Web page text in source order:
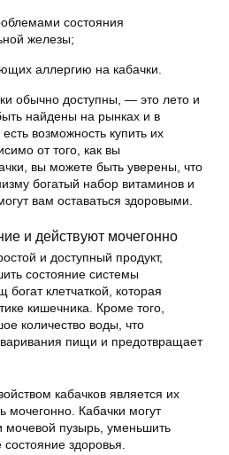
состояния
железы;
аллергию на кабачки.
обычно доступны, — это лето и
найдены на рынках и в
возможность купить их
от того, как вы
вы можете быть уверены, что
богатый набор витаминов и
вам оставаться здоровыми.
и действуют мочегонно
и доступный продукт,
состояние системы
клетчаткой, которая
кишечника. Кроме того,
количество воды, что
пищи и предотвращает
кабачков является их
мочегонно. Кабачки могут
мочевой пузырь, уменьшить
здоровья.